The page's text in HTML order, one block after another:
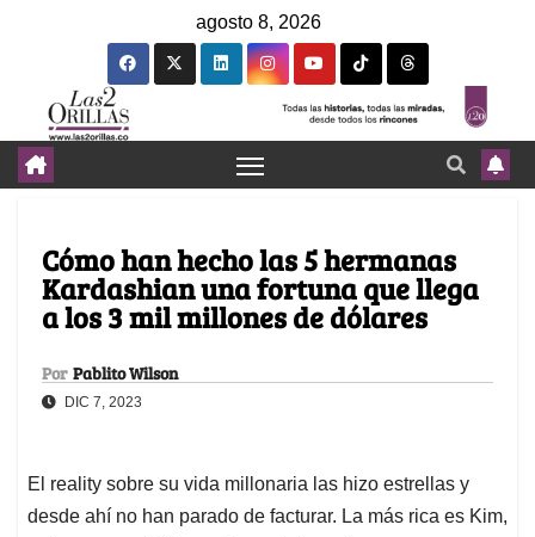
agosto 8, 2026
Cómo han hecho las 5 hermanas
Kardashian una fortuna que llega
a los 3 mil millones de dólares
Por Pablito Wilson
DIC 7, 2023
El reality sobre su vida millonaria las hizo estrellas y
desde ahí no han parado de facturar. La más rica es Kim,